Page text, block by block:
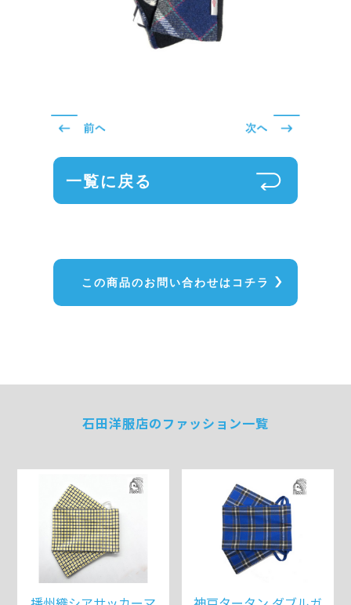
一覧に戻る
この商品のお問い合わせはコチラ
石田洋服店のファッション一覧